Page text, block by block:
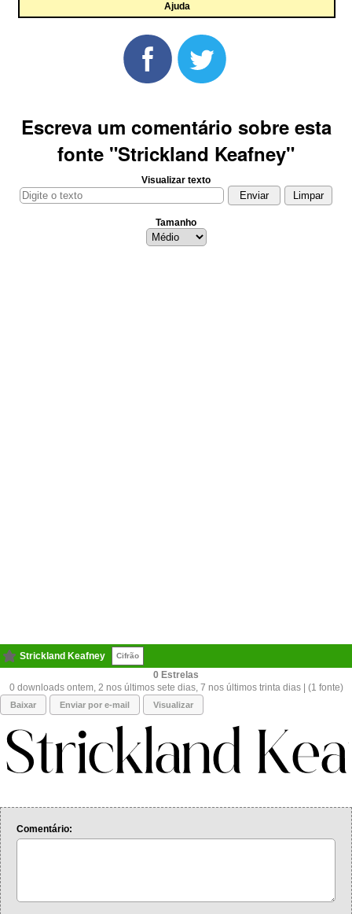
Ajuda
Escreva um comentário sobre esta
fonte "Strickland Keafney"
Visualizar texto
Tamanho
Strickland Keafney Cifrão
0
0 downloads ontem, 2 nos últimos sete dias, 7 nos últimos trinta dias | (1 fonte)
Baixar Enviar por e-mail Visualizar
Comentário: